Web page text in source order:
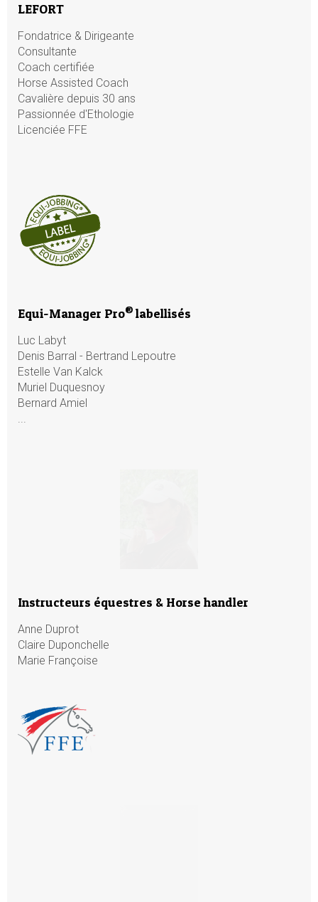
LEFORT
Fondatrice & Dirigeante
Consultante
Coach certifiée
Horse Assisted Coach
Cavalière depuis 30 ans
Passionnée d'Ethologie
Licenciée FFE
Equi-Manager Pro® labellisés
Luc Labyt
Denis Barral - Bertrand Lepoutre
Estelle Van Kalck
Muriel Duquesnoy
Bernard Amiel
Instructeurs équestres & Horse handler
Anne Duprot
Claire Duponchelle
Marie Françoise